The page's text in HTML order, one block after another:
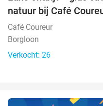
TODAY
natuur bij Café
Café Coureur
Borgloon
Verkocht: 26